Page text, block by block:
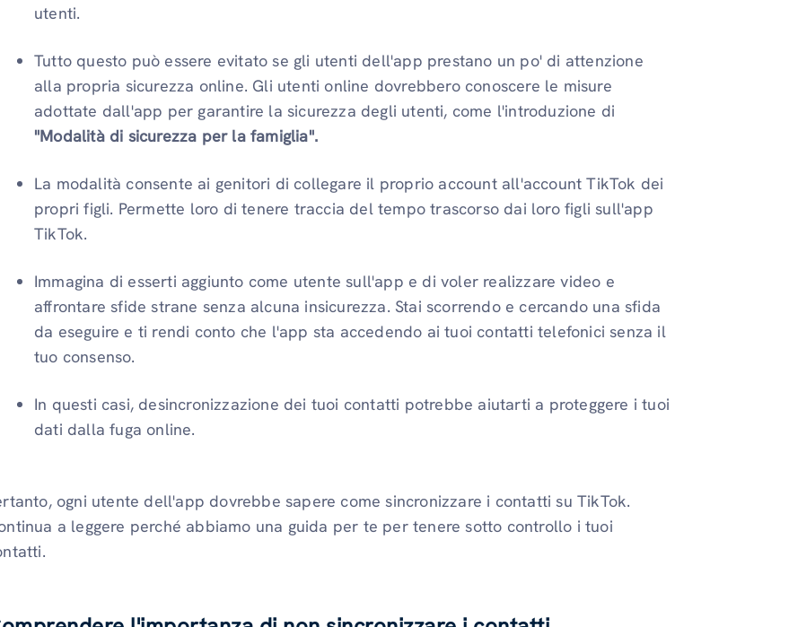
utenti.
Tutto questo può essere evitato se gli utenti dell'app prestano un po' di attenzione
alla propria sicurezza online. Gli utenti online dovrebbero conoscere le misure
adottate dall'app per garantire la sicurezza degli utenti, come l'introduzione di
"Modalità di sicurezza per la famiglia".
La modalità consente ai genitori di collegare il proprio account all'account TikTok dei
propri figli. Permette loro di tenere traccia del tempo trascorso dai loro figli sull'app
TikTok.
Immagina di esserti aggiunto come utente sull'app e di voler realizzare video e
affrontare sfide strane senza alcuna insicurezza. Stai scorrendo e cercando una sfida
da eseguire e ti rendi conto che l'app sta accedendo ai tuoi contatti telefonici senza il
tuo consenso.
In questi casi, desincronizzazione dei tuoi contatti potrebbe aiutarti a proteggere i tuoi
dati dalla fuga online.
ogni utente dell'app dovrebbe sapere come sincronizzare i contatti su TikTok.
a leggere perché abbiamo una guida per te per tenere sotto controllo i tuoi